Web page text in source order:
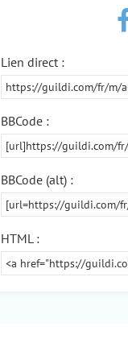
Lien direct :
BBCode :
BBCode (alt) :
HTML :